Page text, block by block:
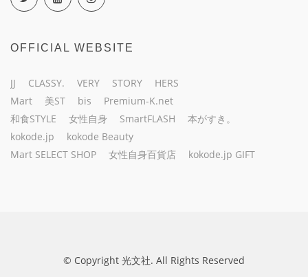
OFFICIAL WEBSITE
JJ CLASSY. VERY STORY
HERS
Mart
美ST bis
Premium-K.net
和食STYLE
女性自身 SmartFLASH
本がすき。
kokode.jp
kokode Beauty
Mart SELECT SHOP
女性自身百貨店 kokode.jp GIFT
© Copyright 光文社. All Rights Reserved